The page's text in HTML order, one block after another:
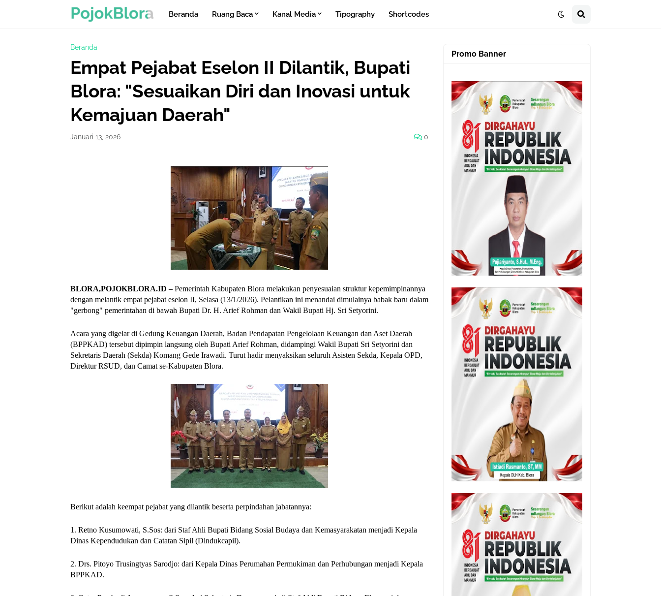
Beranda Ruang Baca Kanal Media Tipography Shortcodes
Beranda
Empat Pejabat Eselon II Dilantik, Bupati
Blora: "Sesuaikan Diri dan Inovasi untuk
Kemajuan Daerah"
Januari 13, 2026 0
BLORA,POJOKBLORA.ID –Pemerintah Kabupaten Blora melakukan penyesuaian struktur kepemimpinannya
dengan melantik empat pejabat eselon II, Selasa (13/1/2026). Pelantikan ini menandai dimulainya babak baru dalam
"gerbong" pemerintahan di bawah Bupati Dr. H. Arief Rohman dan Wakil Bupati Hj. Sri Setyorini.
Acara yang digelar di Gedung Keuangan Daerah, Badan Pendapatan Pengelolaan Keuangan dan Aset Daerah
(BPPKAD) tersebut dipimpin langsung oleh Bupati Arief Rohman, didampingi Wakil Bupati Sri Setyorini dan
Sekretaris Daerah (Sekda) Komang Gede Irawadi. Turut hadir menyaksikan seluruh Asisten Sekda, Kepala OPD,
Direktur RSUD, dan Camat se-Kabupaten Blora.
Berikut adalah keempat pejabat yang dilantik beserta perpindahan jabatannya:
1. Retno Kusumowati, S.Sos: dari Staf Ahli Bupati Bidang Sosial Budaya dan Kemasyarakatan menjadi Kepala
Dinas Kependudukan dan Catatan Sipil (Dindukcapil).
2. Drs. Pitoyo Trusingtyas Sarodjo: dari Kepala Dinas Perumahan Permukiman dan Perhubungan menjadi Kepala
BPPKAD.
Promo Banner